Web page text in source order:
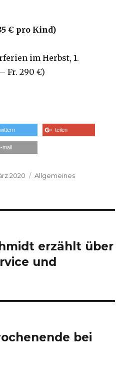
€ pro Kind)
im Herbst, 1.
Fr. 290 €)
teilen
mail
2020 Kategorien
Allgemeines
erzählt über
und
bei